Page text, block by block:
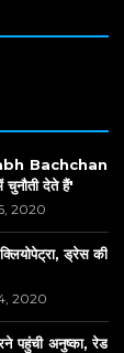
Bachchan
देते हैं'
2020
ड्रेस की
2020
पहुंची अनुष्का, रेड